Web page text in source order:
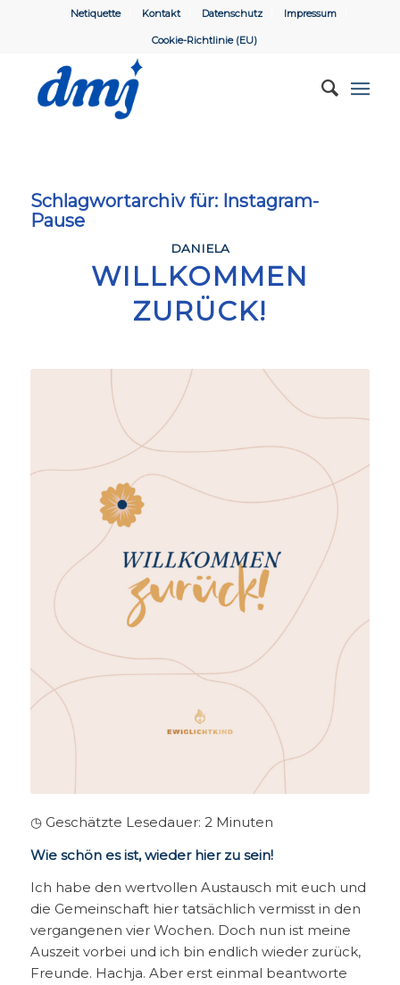
Netiquette Kontakt Datenschutz Impressum
Cookie-Richtlinie (EU)
Schlagwortarchiv für: Instagram-
Pause
DANIELA
WILLKOMMEN
ZURÜCK!
◷ Geschätzte Lesedauer: 2 Minuten
Wie schön es ist, wieder hier zu sein!
Ich habe den wertvollen Austausch mit euch und
die Gemeinschaft hier tatsächlich vermisst in den
vergangenen vier Wochen. Doch nun ist meine
Auszeit vorbei und ich bin endlich wieder zurück,
Freunde. Hachja. Aber erst einmal beantworte